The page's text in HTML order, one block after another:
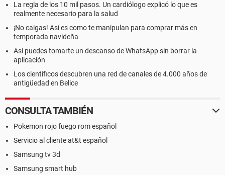
La regla de los 10 mil pasos. Un cardiólogo explicó lo que es
realmente necesario para la salud
¡No caigas! Así es como te manipulan para comprar más en
temporada navideña
Así puedes tomarte un descanso de WhatsApp sin borrar la
aplicación
Los científicos descubren una red de canales de 4.000 años de
antigüedad en Belice
CONSULTA TAMBIÉN
Pokemon rojo fuego rom español
Servicio al cliente at&t español
Samsung tv 3d
Samsung smart hub